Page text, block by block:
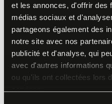
et les annonces, d'offrir des
médias sociaux et
partageons également des
notre site avec nos
publicité et d'analyse, qui
avec d'autres informations
ou qu'ils ont collectées lors